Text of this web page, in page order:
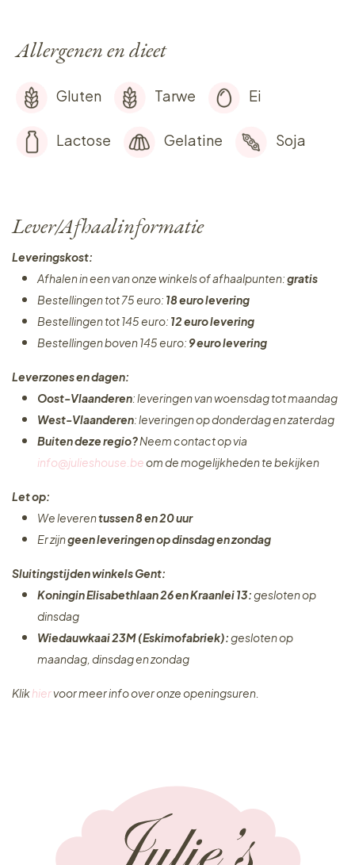
Allergenen en dieet
Gluten Tarwe Ei
Lactose Gelatine Soja
Lever/Afhaalinformatie
Leveringskost:
Afhalen in een van onze winkels of afhaalpunten:gratis
Bestellingen tot 75 euro: 18 euro levering
Bestellingen tot 145 euro: 12 euro levering
Bestellingen boven 145 euro: 9 euro levering
Leverzones en dagen:
Oost-Vlaanderen: leveringen van woensdag tot maandag
West-Vlaanderen: leveringen op donderdag en zaterdag
Buiten deze regio?Neem contact op via
info@julieshouse.beom de mogelijkheden te bekijken
Let op:
We leverentussen 8 en 20 uur
Er zijngeen leveringenop dinsdag en zondag
Sluitingstijden winkels Gent:
Koningin Elisabethlaan 26 en Kraanlei 13:gesloten op
dinsdag
Wiedauwkaai 23M (Eskimofabriek):gesloten op
maandag, dinsdag en zondag
Klikhiervoor meer info over onze openingsuren.